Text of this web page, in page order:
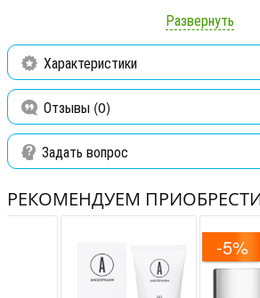
Средство восстанавливает
улучшает состояние микробиома и
последующих средств ухода. Не
раздражает кожу.
Способ применения: смочить тоником
протереть лицо, шею и область
периорбитальной зоны!
Развернуть
Характеристики
Отзывы (0)
Задать вопрос
РЕКОМЕНДУЕМ
-5%